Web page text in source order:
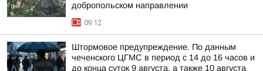
добропольском направлении
09:12
Штормовое предупреждение. По данным
чеченского ЦГМС в период с 14 до 16 часов и
до конца суток 9 августа, а также 10 августа